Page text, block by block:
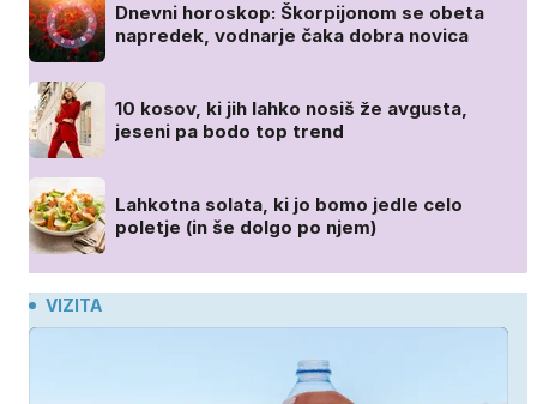
Dnevni horoskop: Škorpijonom se obeta
napredek, vodnarje čaka dobra novica
10 kosov, ki jih lahko nosiš že avgusta,
jeseni pa bodo top trend
Lahkotna solata, ki jo bomo jedle celo
poletje (in še dolgo po njem)
VIZITA